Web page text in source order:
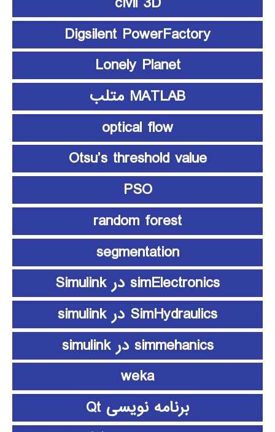
Digsilent PowerFactory
Lonely Planet
MATLAB متلب
optical flow
Otsu’s threshold value
PSO
random forest
segmentation
simElectronics در Simulink
SimHydraulics در simulink
simmehanics در simulink
weka
برنامه نویسی Qt